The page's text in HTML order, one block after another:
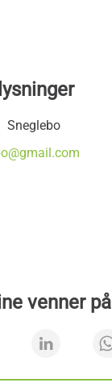
Sneglebo
venner på